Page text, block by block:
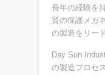
長年の経験を
質の保護メガ
の製造をリー
Day Sun
の製造プロセ